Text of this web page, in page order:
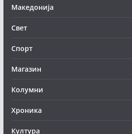
Македонија
Свет
Спорт
Магазин
Колумни
Хроника
Култура